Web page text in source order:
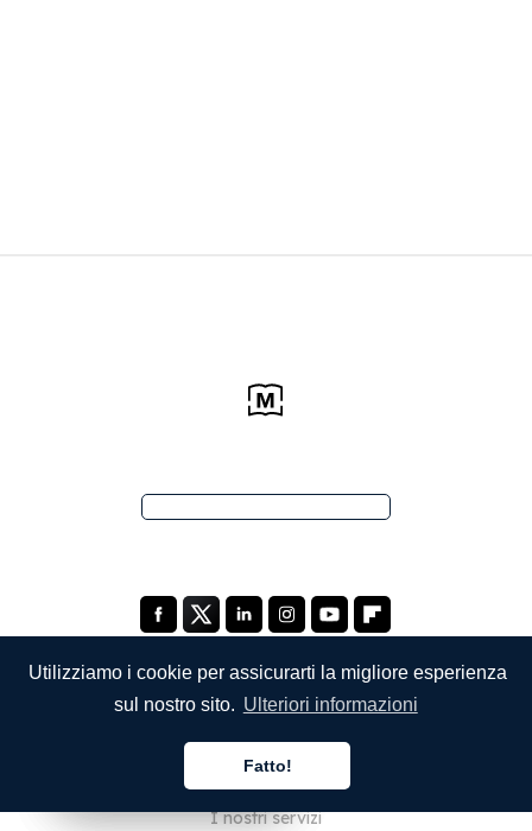
Utilizziamo i cookie per assicurarti la migliore esperienza
sul nostro sito. Ulteriori informazioni
Fatto!
Chi siamo
I nostri servizi
Italiano
Italiano
Italiano